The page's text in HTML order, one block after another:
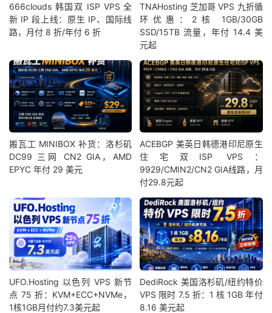
666clouds 韩国双 ISP VPS 全
新 IP 段上线：原生 IP、国际线
路，月付 8 折/年付 6 折
TNAHosting 芝加哥 VPS 九折循
环优惠：2核 1GB/30GB
SSD/15TB 流量，年付 14.4 美
元起
搬瓦工 MINIBOX 补货：洛杉矶
DC99 三网 CN2 GIA，AMD
EPYC 年付 29 美元
ACEBGP 美英日韩德港印尼原生
住宅双ISP VPS：
9929/CMIN2/CN2 GIA线路，月
付29.8元起
UFO.Hosting 以色列 VPS 新节
点 75 折：KVM+ECC+NVMe，
1核1GB月付约7.3美元起
DediRock 美国洛杉矶/纽约特价
VPS 限时 7.5 折：1 核 1GB 年付
8.16 美元起